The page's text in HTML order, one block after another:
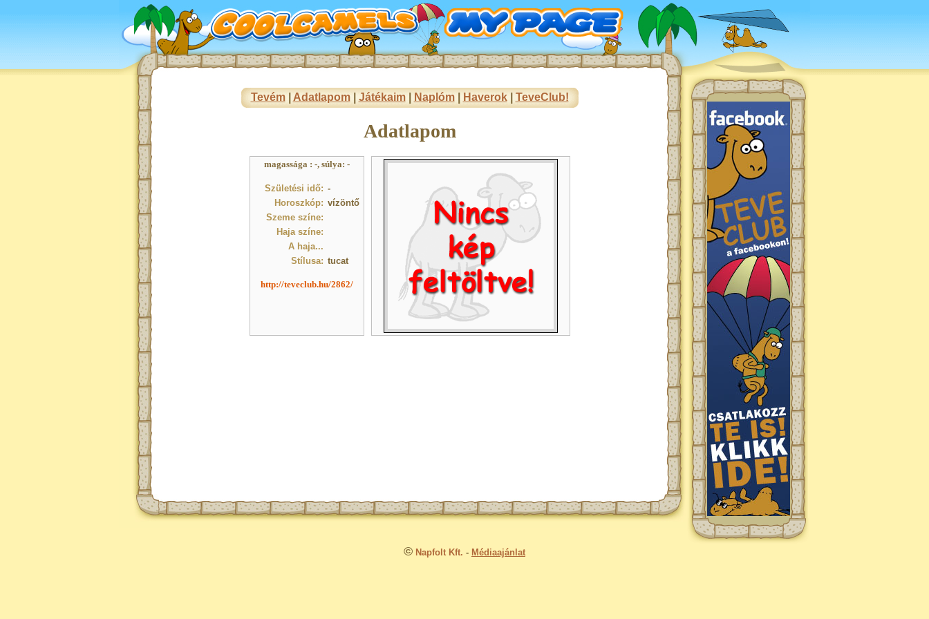
Tevém| Adatlapom| Játékaim| Naplóm| Haverok| TeveClub!
Adatlapom
magassága : -, súlya: -
Születési idő: -
Horoszkóp: vízöntő
Szeme színe:
Haja színe:
A haja...
Stílusa: tucat
http://teveclub.hu/2862/
© Napfolt Kft. - Médiaajánlat